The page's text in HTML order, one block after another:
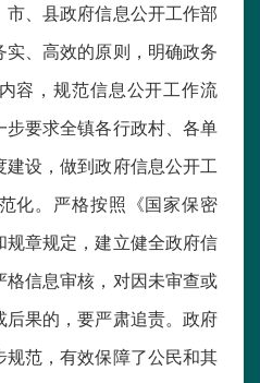
市、县政府信息公开工作部
、高效的原则，明确政务
容，规范信息公开工作流
要求全镇各行政村、各单
设，做到政府信息公开工
化。严格按照《国家保密
章规定，建立健全政府信
信息审核，对因未审查或
果的，要严肃追责。政府
范，有效保障了公民和其